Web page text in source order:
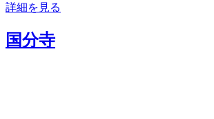
詳細を見る
国分寺